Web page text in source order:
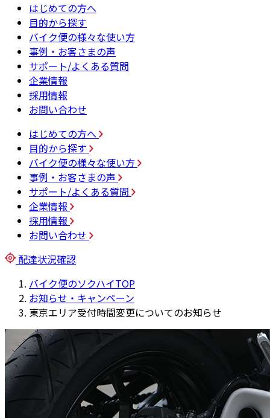
はじめての方へ
目的から探す
バイク便の様々な使い方
事例・お客さまの声
サポート/よくある質問
企業情報
採用情報
お問い合わせ
はじめての方へ
目的から探す
バイク便の様々な使い方
事例・お客さまの声
サポート/よくある質問
企業情報
採用情報
お問い合わせ
配達状況確認
バイク便のソクハイTOP
お知らせ・キャンペーン
東京エリア受付時間変更についてのお知らせ